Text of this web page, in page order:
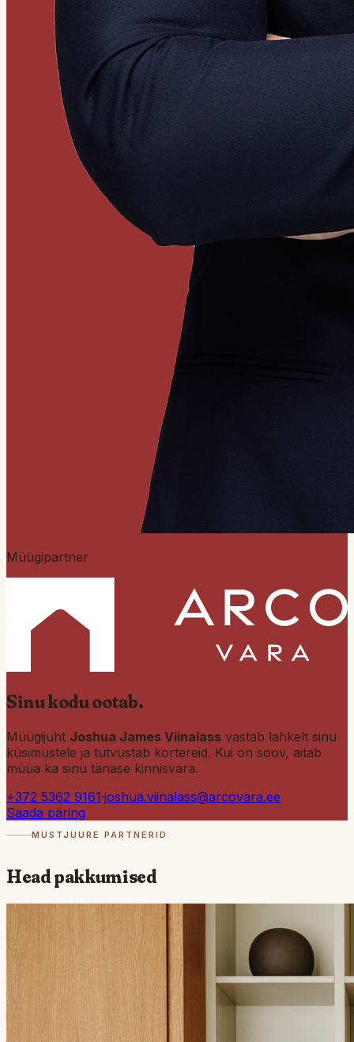
Müügipartner
Sinu koduootab.
Müügijuht Joshua James Viinalass vastab lahkelt sinu
küsimustele ja tutvustab kortereid. Kui on soov, aitab
müüa ka sinu tänase kinnisvara.
+372 5362 9161·joshua.viinalass@arcovara.ee
Saada päring
MUSTJUURE PARTNERID
Headpakkumised